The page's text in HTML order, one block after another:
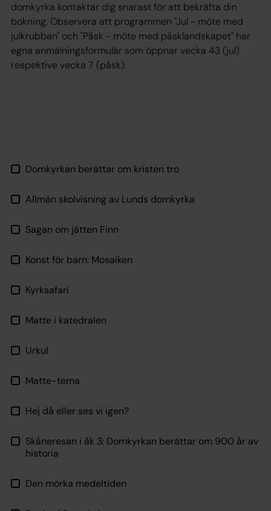
domkyrka kontaktar dig snarast för att bekräfta din
bokning. Observera att programmen "Jul - möte med
julkrubban" och "Påsk - möte med påsklandskapet" har
egna anmälningsformulär som öppnar vecka 43 (jul)
respektive vecka 7 (påsk).
Domkyrkan berättar om kristen tro
Allmän skolvisning av Lunds domkyrka
Sagan om jätten Finn
Konst för barn: Mosaiken
Kyrksafari
Matte i katedralen
Urkul
Matte-tema
Hej då eller ses vi igen?
Skåneresan i åk 3: Domkyrkan berättar om 900 år av
historia
Den mörka medeltiden